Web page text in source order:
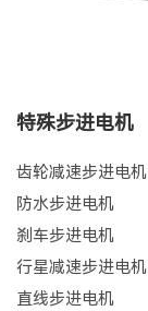
特殊步进电机
齿轮减速步进电机
防水步进电机
刹车步进电机
行星减速步进电机
直线步进电机